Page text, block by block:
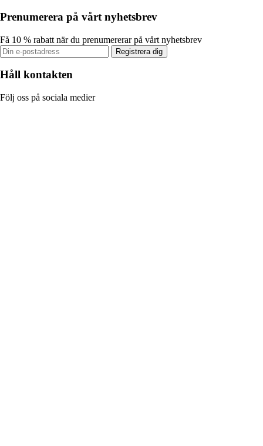
Prenumerera på vårt nyhetsbrev
Få 10 % rabatt när du prenumererar på vårt nyhetsbrev
Registrera dig
Håll kontakten
Följ oss på sociala medier